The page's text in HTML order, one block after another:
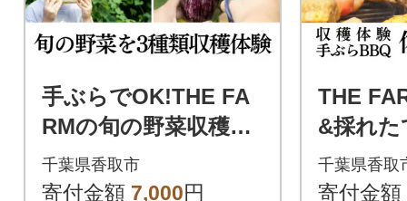
手ぶらでOK!THE FA
RMの旬の野菜収穫体
験引換券(1袋)
千葉県香取市
寄付金額 7,000円
THE
&採れた
BBQで
食体験
千葉県香取
寄付金額